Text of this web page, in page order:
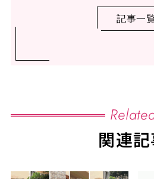
記事一
関連